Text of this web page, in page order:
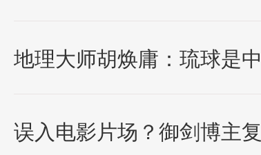
地理大师胡焕庸：琉球是
误入电影片场？御剑博主